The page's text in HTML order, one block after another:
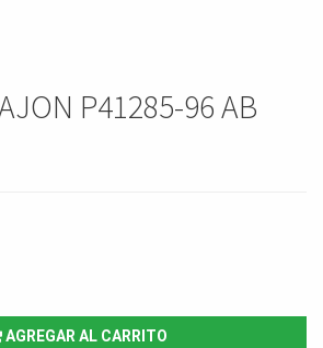
P41285-96 AB
AGREGAR AL CARRITO